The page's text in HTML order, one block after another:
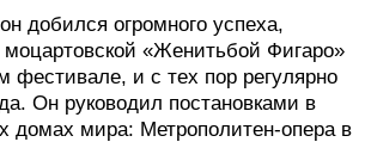
добился огромного успеха,
«Женитьбой Фигаро»
фестивале, и с тех пор регулярно
Он руководил постановками в
домах мира: Метрополитен-опера в